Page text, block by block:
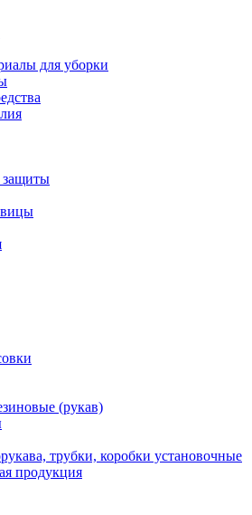
для уборки
защиты
(рукав)
трубки, коробки установочные
продукция